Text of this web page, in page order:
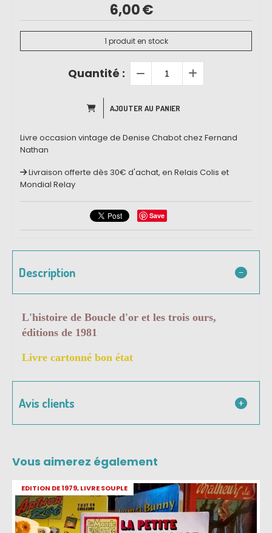
6,00€
1 produit en stock
Quantité :
AJOUTER AU PANIER
Livre occasion vintage de Denise Chabot chez Fernand
Nathan
Livraison offerte dès 30€ d'achat, en Relais Colis et
Mondial Relay
Save
Description
L'histoire de Boucle d'or et les trois ours,
éditions de 1981
Livre cartonné bon état
Avis clients
Vous aimerez également
EDITION DE 1979, LIVRE SOUPLE